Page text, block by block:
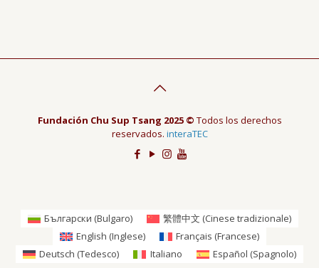
Fundación Chu Sup Tsang 2025 © Todos los derechos
reservados. interaTEC
Български (Bulgaro) 繁體中文 (Cinese tradizionale)
English (Inglese) Français (Francese)
Deutsch (Tedesco) Italiano Español (Spagnolo)